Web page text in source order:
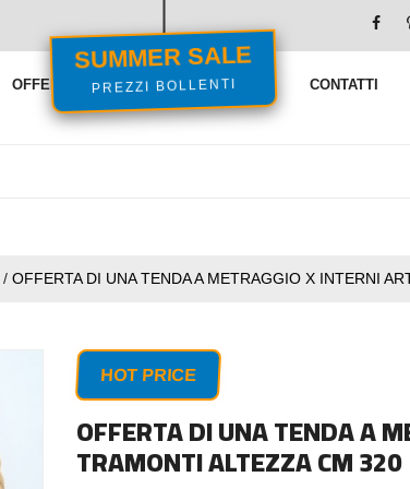
SUMMER SALE
PREZZI BOLLENTI
OFFERTE VENDITE FLASH CONTATTI
/ OFFERTA DI UNA TENDA A METRAGGIO X INTERNI
HOT PRICE
OFFERTA DI UNA TENDA A
TRAMONTI ALTEZZA CM 320